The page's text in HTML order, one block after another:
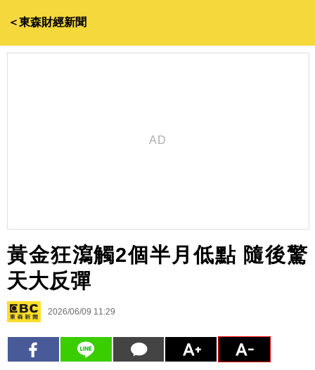
＜東森財經新聞
黃金狂瀉觸2個半月低點 隨後驚
天大反彈
2026/06/09 11:29